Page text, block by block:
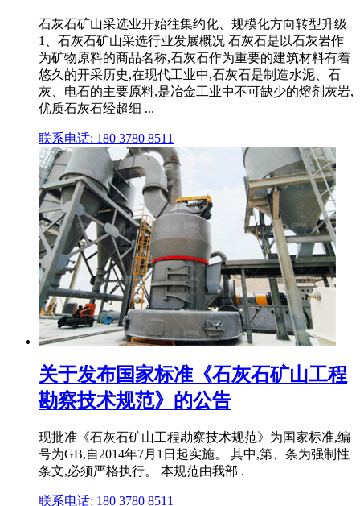
石灰石矿山采选业开始往集约化、规模化方向转型升级
1、石灰石矿山采选行业发展概况 石灰石是以石灰岩作
为矿物原料的商品名称,石灰石作为重要的建筑材料有着
悠久的开采历史,在现代工业中,石灰石是制造水泥、石
灰、电石的主要原料,是冶金工业中不可缺少的熔剂灰岩,
优质石灰石经超细 ...
联系电话: 180 3780 8511
关于发布国家标准《石灰石矿山工程
勘察技术规范》的公告
现批准《石灰石矿山工程勘察技术规范》为国家标准,编
号为GB,自2014年7月1日起实施。 其中,第、条为强制性
条文,必须严格执行。 本规范由我部 .
联系电话: 180 3780 8511